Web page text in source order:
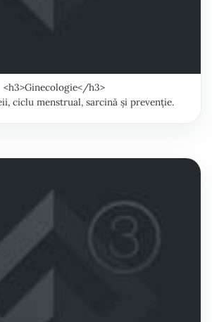
<h3>Ginecologie</h3>
ciclu menstrual, sarcină și prevenție.